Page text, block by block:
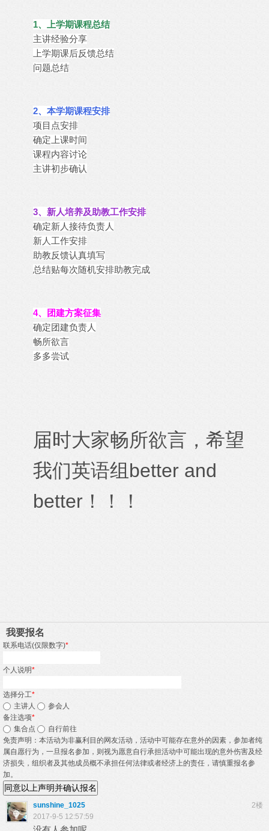
1、上学期课程总结
主讲经验分享
上学期课后反馈总结
问题总结
2、本学期课程安排
项目点安排
确定上课时间
课程内容讨论
主讲初步确认
3、新人培养及助教工作安排
确定新人接待负责人
新人工作安排
助教反馈认真填写
总结贴每次随机安排助教完成
4、团建方案征集
确定团建负责人
畅所欲言
多多尝试
届时大家畅所欲言，希望
我们英语组better and
better！！！
我要报名
联系电话(仅限数字)*
个人说明*
选择分工*
主讲人
参会人
备注选项*
集合点
自行前往
免责声明：本活动为非赢利目的网友活动，活动中可能存在意外的因素，参加者纯
属自愿行为，一旦报名参加，则视为愿意自行承担活动中可能出现的意外伤害及经
济损失，组织者及其他成员概不承担任何法律或者经济上的责任，请慎重报名参
加。
同意以上声明并确认报名
2楼
sunshine_1025
2017-9-5 12:57:59